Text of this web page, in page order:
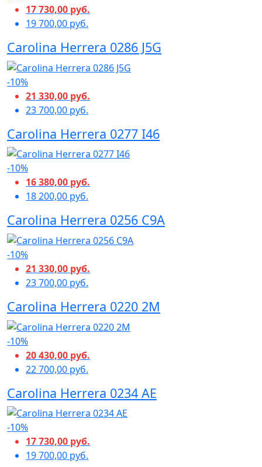
17 730,00 руб.
19 700,00 руб.
Carolina Herrera 0286 J5G
-10%
21 330,00 руб.
23 700,00 руб.
Carolina Herrera 0277 I46
-10%
16 380,00 руб.
18 200,00 руб.
Carolina Herrera 0256 C9A
-10%
21 330,00 руб.
23 700,00 руб.
Carolina Herrera 0220 2M
-10%
20 430,00 руб.
22 700,00 руб.
Carolina Herrera 0234 AE
-10%
17 730,00 руб.
19 700,00 руб.